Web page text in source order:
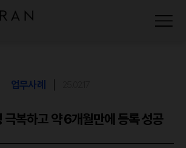
업무사례
극복하고 약 6개월만에 등록 성공